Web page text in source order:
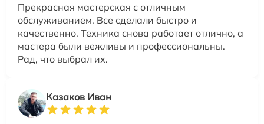
Прекрасная мастерская с отличным
обслуживанием. Все сделали быстро и
качественно. Техника снова работает отлично, а
мастера были вежливы и профессиональны.
Рад, что выбрал их.
Казаков Иван